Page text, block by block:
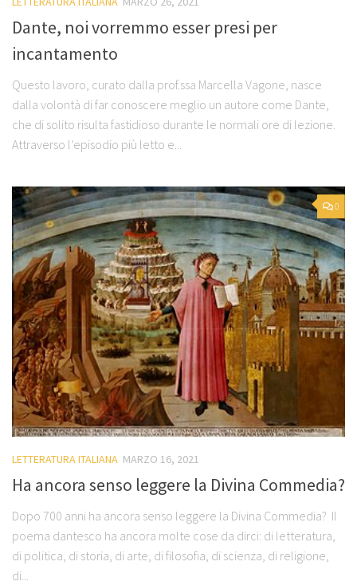
Dante, noi vorremmo esser presi per
incantamento
Questo lavoro, curato dalla prof.ssa Marcella Vagone, nasce
dalla volontà di far conoscere meglio un autore come Dante,
che di solito risulta fastidioso durante le normali ore di lezione.
Attraverso l’episodio più letto e...
0
LETTERATURA ITALIANA MARZO 16, 2021
Ha ancora senso leggere la Divina Commedia?
Dopo 700 anni ha ancora senso leggere la Divina Commedia? Il
poema dantesco ha ancora molte cose da dirci: di letteratura,
di politica, di storia, di arte, di filosofia, di scienza, di religione,
di...